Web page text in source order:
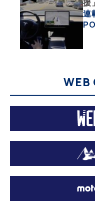
援
果
た
連
WEB